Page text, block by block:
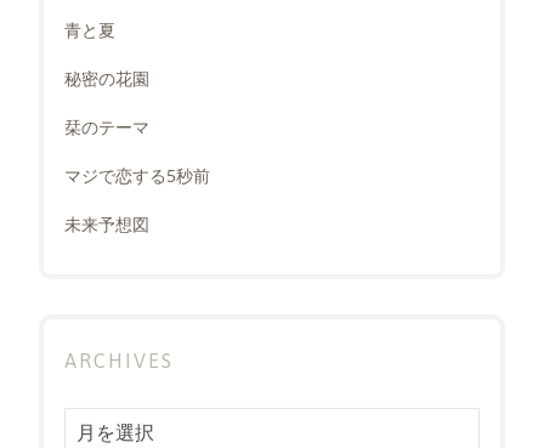
青と夏
秘密の花園
栞のテーマ
マジで恋する5秒前
未来予想図
ARCHIVES
Archives